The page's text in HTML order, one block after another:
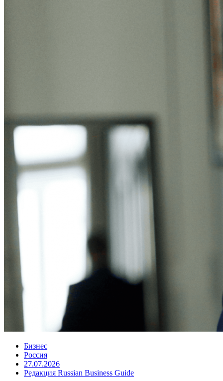
Бизнес
Россия
27.07.2026
Редакция Russian Business Guide